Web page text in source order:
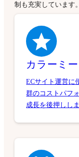
制も充実しています。
カラーミ
ECサイト運営に
群のコストパフ
成長を後押ししま